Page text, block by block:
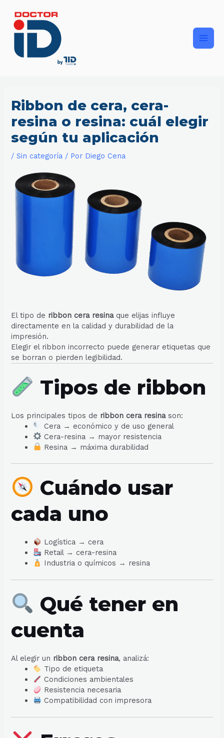
contenido
Ribbon de cera, cera-
resina o resina: cuál elegir
según tu aplicación
/Sin categoría / Por Diego Cena
El tipo de ribbon cera resinaque elijas influye
directamente en la calidad y durabilidad de la
impresión.
Elegir el ribbon incorrecto puede generar etiquetas que
se borran o pierden legibilidad.
Tipos de ribbon
Los principales tipos de ribbon cera resinason:
Cera → económico y de uso general
Cera-resina → mayor resistencia
Resina → máxima durabilidad
Cuándo usar
cada uno
Logística → cera
Retail → cera-resina
Industria o químicos → resina
Qué tener en
cuenta
Al elegir un ribbon cera resina, analizá:
Tipo de etiqueta
Condiciones ambientales
Resistencia necesaria
Compatibilidad con impresora